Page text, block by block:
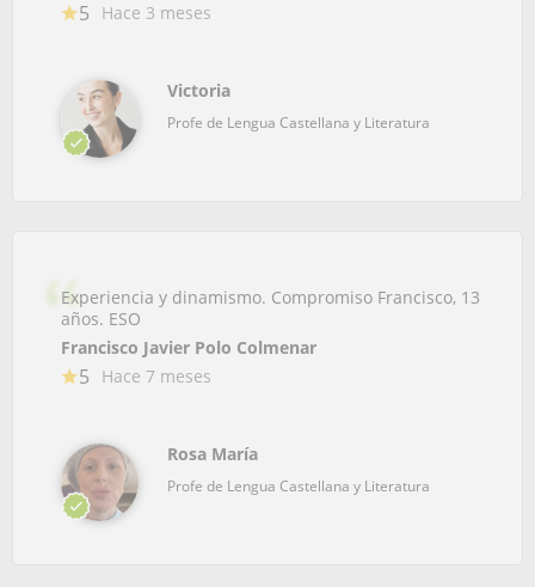
5 Hace 3 meses
Victoria
Profe de Lengua Castellana y Literatura
Experiencia y dinamismo. Compromiso Francisco, 13
años. ESO
Francisco Javier Polo Colmenar
5 Hace 7 meses
Rosa María
Profe de Lengua Castellana y Literatura